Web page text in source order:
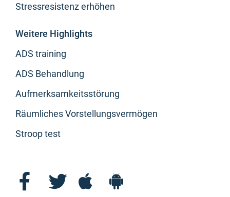
Stressresistenz erhöhen
Weitere Highlights
ADS training
ADS Behandlung
Aufmerksamkeitsstörung
Räumliches Vorstellungsvermögen
Stroop test